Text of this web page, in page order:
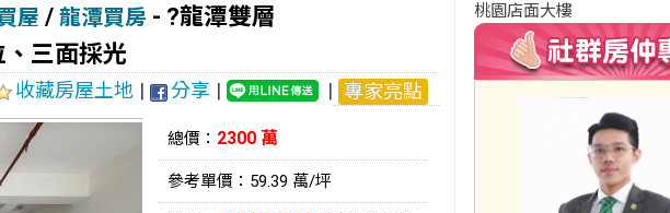
屋 / 龍潭買房 - ?龍潭雙層
三面採光
收藏房屋土地 | 分享 | | 專家亮點
總價： 2300 萬
參考單價：59.39 萬/坪
桃園店面大樓